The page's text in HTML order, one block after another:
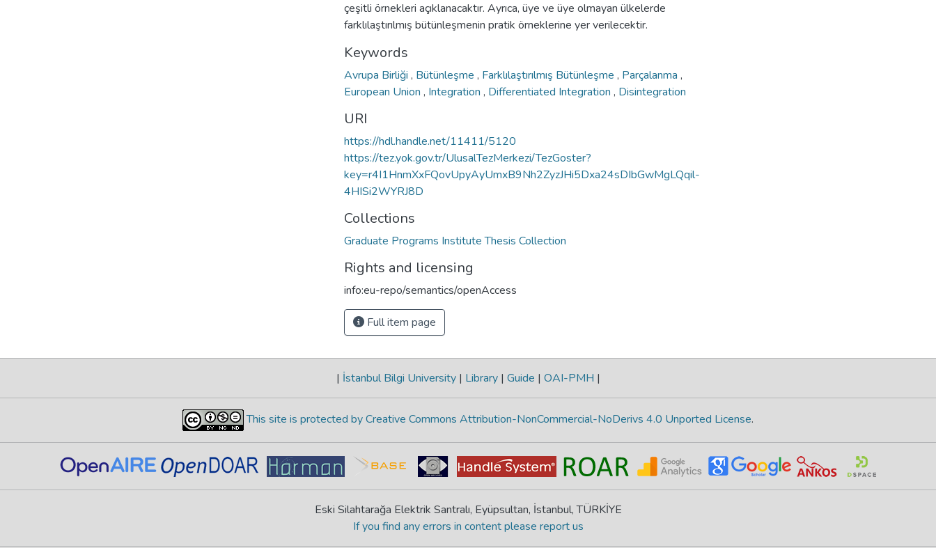
çeşitli örnekleri açıklanacaktır. Ayrıca, üye ve üye olmayan ülkelerde
farklılaştırılmış bütünleşmenin pratik örneklerine yer verilecektir.
Keywords
Avrupa Birliği , Bütünleşme , Farklılaştırılmış Bütünleşme , Parçalanma ,
European Union , Integration , Differentiated Integration , Disintegration
URI
https://hdl.handle.net/11411/5120
https://tez.yok.gov.tr/UlusalTezMerkezi/TezGoster?
key=r4I1HnmXxFQovUpyAyUmxB9Nh2ZyzJHi5Dxa24sDIbGwMgLQqil-
4HISi2WYRJ8D
Collections
Graduate Programs Institute Thesis Collection
Rights and licensing
info:eu-repo/semantics/openAccess
Full item page
| İstanbul Bilgi University | Library | Guide | OAI-PMH |
This site is protected by Creative Commons Attribution-NonCommercial-NoDerivs 4.0 Unported License.
Eski Silahtarağa Elektrik Santralı, Eyüpsultan, İstanbul, TÜRKİYE
If you find any errors in content please report us